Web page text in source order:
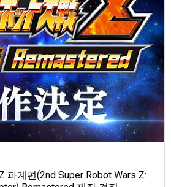
파계편(2nd Super Robot Wars Z: